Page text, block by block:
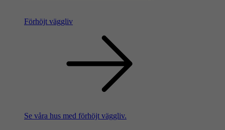
Förhöjt väggliv
Se våra hus med förhöjt väggliv.